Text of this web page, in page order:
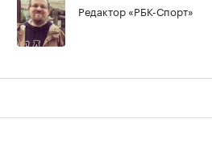
Редактор «РБК-Спорт»